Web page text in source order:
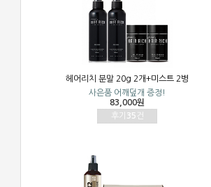
헤어리치 분말 20g 2개+미스트 2병
사은품 어깨덮개 증정!
83,000원
후기 35 건